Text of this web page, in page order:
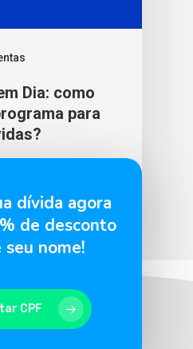
Dia: como
para
dívida agora
de desconto
nome!
CPF